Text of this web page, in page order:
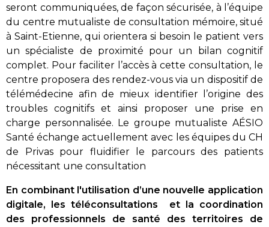
seront communiquées, de façon sécurisée, à l’équipe
du centre mutualiste de consultation mémoire, situé
à Saint-Etienne, qui orientera si besoin le patient vers
un spécialiste de proximité pour un bilan cognitif
complet. Pour faciliter l’accès à cette consultation, le
centre proposera des rendez-vous via un dispositif de
télémédecine afin de mieux identifier l’origine des
troubles cognitifs et ainsi proposer une prise en
charge personnalisée. Le groupe mutualiste AÉSIO
Santé échange actuellement avec les équipes du CH
de Privas pour fluidifier le parcours des patients
nécessitant une consultation
En combinant l'utilisation d’une nouvelle application
digitale, les téléconsultations et la coordination
des professionnels de santé des territoires de